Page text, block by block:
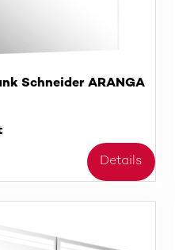
Schneider ARANGA
Details